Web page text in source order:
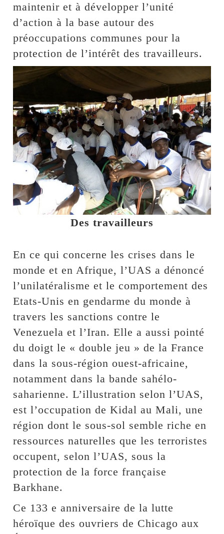
maintenir et à développer l’unité
d’action à la base autour des
préoccupations communes pour la
protection de l’intérêt des travailleurs.
Des travailleurs
En ce qui concerne les crises dans le
monde et en Afrique, l’UAS a dénoncé
l’unilatéralisme et le comportement des
Etats-Unis en gendarme du monde à
travers les sanctions contre le
Venezuela et l’Iran. Elle a aussi pointé
du doigt le « double jeu » de la France
dans la sous-région ouest-africaine,
notamment dans la bande sahélo-
saharienne. L’illustration selon l’UAS,
est l’occupation de Kidal au Mali, une
région dont le sous-sol semble riche en
ressources naturelles que les terroristes
occupent, selon l’UAS, sous la
protection de la force française
Barkhane.
Ce 133 e anniversaire de la lutte
héroïque des ouvriers de Chicago aux